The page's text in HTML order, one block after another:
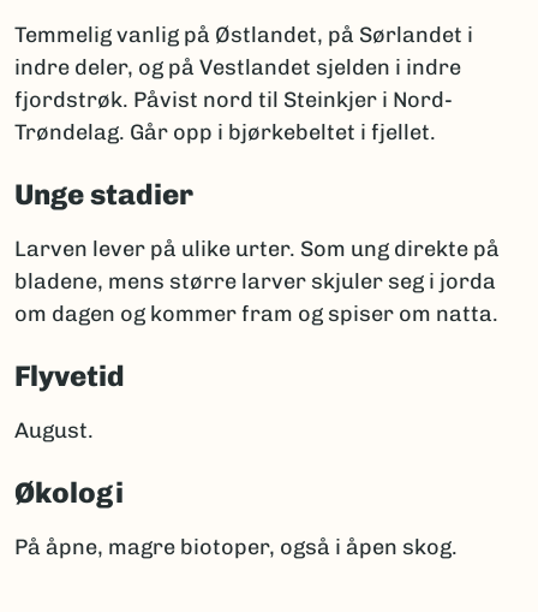
Temmelig vanlig på Østlandet, på Sørlandet i
indre deler, og på Vestlandet sjelden i indre
fjordstrøk. Påvist nord til Steinkjer i Nord-
Trøndelag. Går opp i bjørkebeltet i fjellet.
Unge stadier
Larven lever på ulike urter. Som ung direkte på
bladene, mens større larver skjuler seg i jorda
om dagen og kommer fram og spiser om natta.
Flyvetid
August.
Økologi
På åpne, magre biotoper, også i åpen skog.